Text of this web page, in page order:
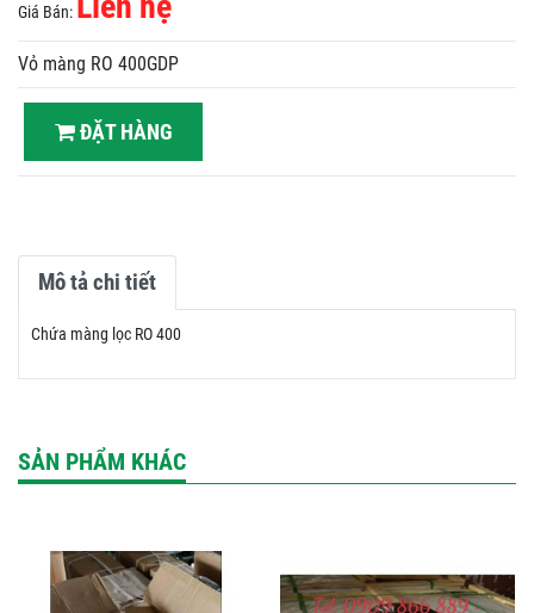
Giá Bán:
Vỏ màng RO 400GDP
ĐẶT HÀNG
Mô tả chi tiết
Chứa màng lọc RO 400
SẢN PHẨM KHÁC